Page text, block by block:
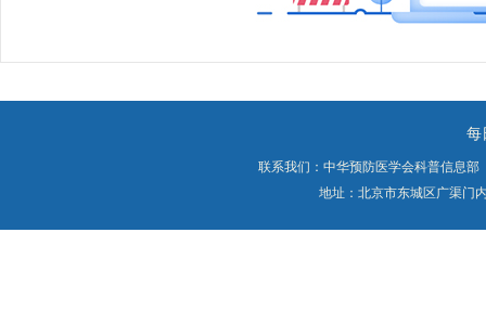
每
联系我们：中华预防医学会科普信息
地址：北京市东城区广渠门